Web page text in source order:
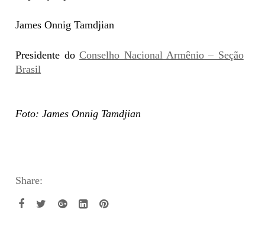
James Onnig Tamdjian
Presidente doConselho Nacional Armênio – Seção
Brasil
Foto: James Onnig Tamdjian
Share: